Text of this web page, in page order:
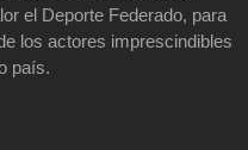
el Deporte Federado, para
los actores imprescindibles
país.